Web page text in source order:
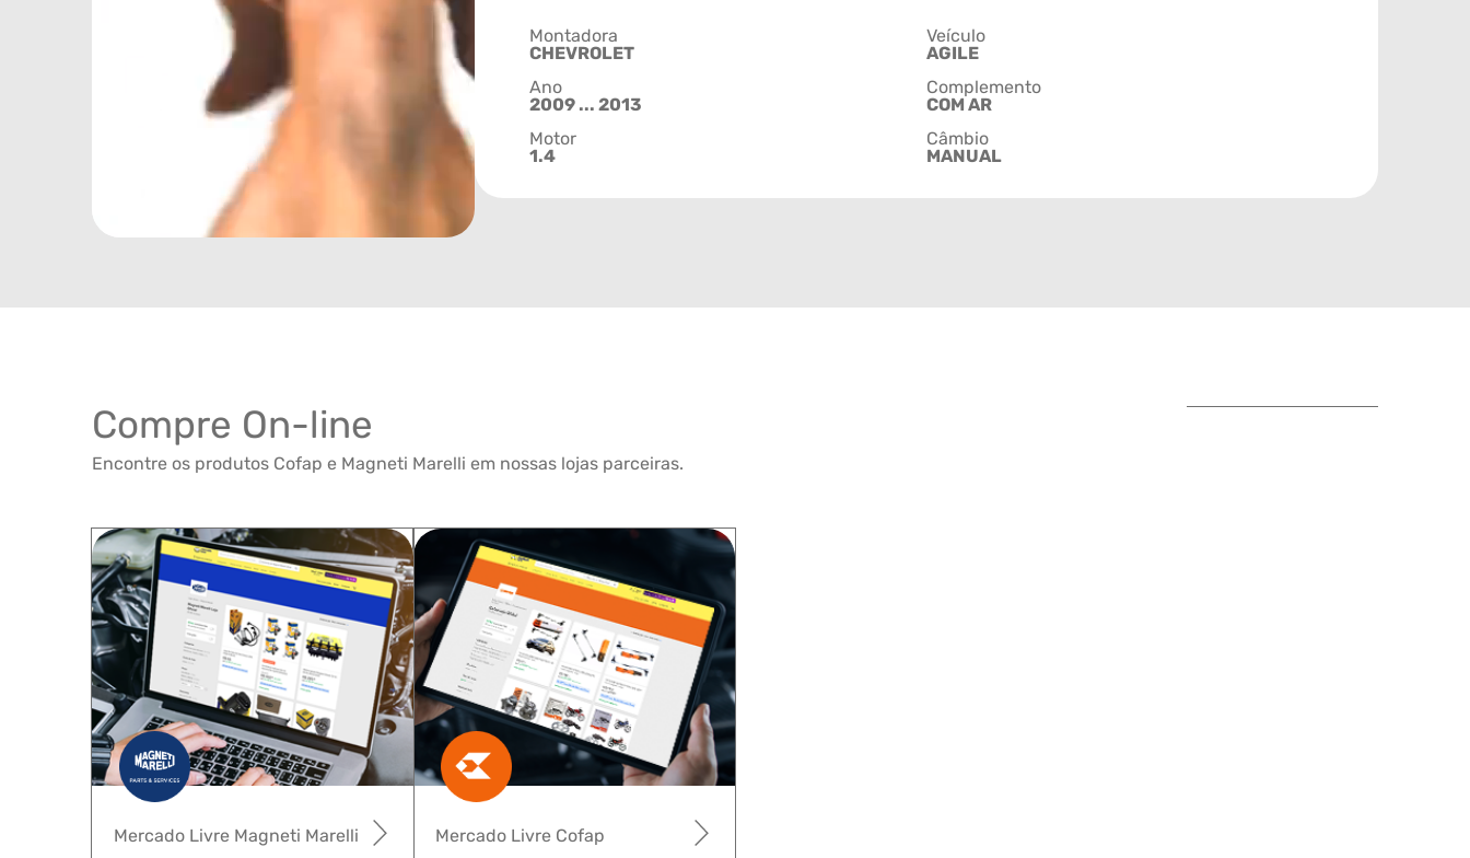
Montadora
CHEVROLET
Veículo
AGILE
Ano
2009 ... 2013
Complemento
COM AR
Motor
1.4
Câmbio
MANUAL
Compre On-line
Encontre os produtos Cofap e Magneti Marelli em nossas lojas parceiras.
Mercado Livre Cofap
Mercado Livre Magneti Marelli